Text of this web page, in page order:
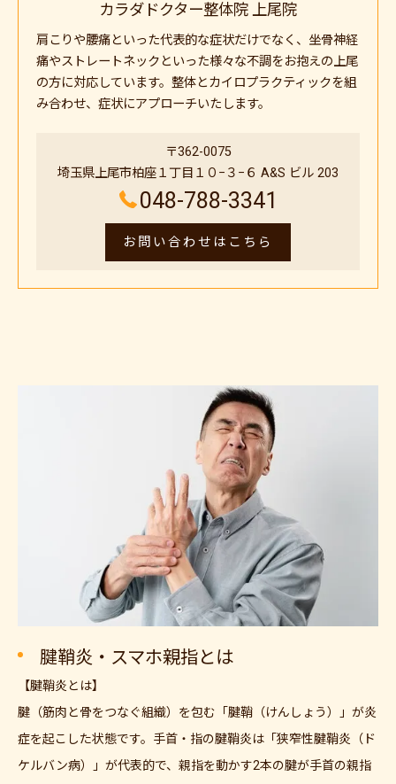
カラダドクター整体院 上尾院
肩こりや腰痛といった代表的な症状だけでなく、坐骨神経
痛やストレートネックといった様々な不調をお抱えの上尾
の方に対応しています。整体とカイロプラクティックを組
み合わせ、症状にアプローチいたします。
〒362-0075
埼玉県上尾市柏座１丁目１０−３−６ A&S ビル 203
048-788-3341
お問い合わせはこちら
腱鞘炎・スマホ親指とは
【腱鞘炎とは】
腱（筋肉と骨をつなぐ組織）を包む「腱鞘（けんしょう）」が炎
症を起こした状態です。手首・指の腱鞘炎は「狭窄性腱鞘炎（ド
ケルバン病）」が代表的で、親指を動かす2本の腱が手首の親指